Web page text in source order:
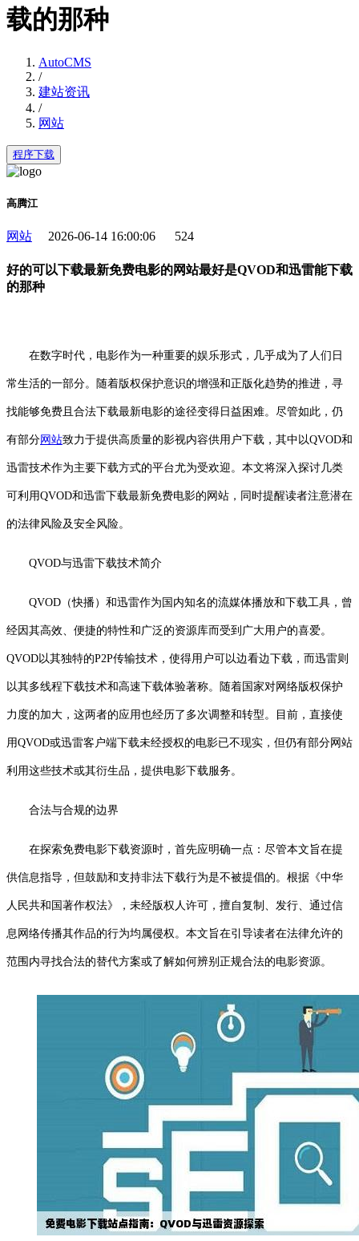
载的那种
AutoCMS
/
建站资讯
/
网站
程序下载
高腾江
网站 2026-06-14 16:00:06 524
好的可以下载最新免费电影的网站最好是QVOD和迅雷能下载
的那种
在数字时代，电影作为一种重要的娱乐形式，几乎成为了人们日
常生活的一部分。随着版权保护意识的增强和正版化趋势的推进，寻
找能够免费且合法下载最新电影的途径变得日益困难。尽管如此，仍
有部分网站致力于提供高质量的影视内容供用户下载，其中以QVOD和
迅雷技术作为主要下载方式的平台尤为受欢迎。本文将深入探讨几类
可利用QVOD和迅雷下载最新免费电影的网站，同时提醒读者注意潜在
的法律风险及安全风险。
QVOD与迅雷下载技术简介
QVOD（快播）和迅雷作为国内知名的流媒体播放和下载工具，曾
经因其高效、便捷的特性和广泛的资源库而受到广大用户的喜爱。
QVOD以其独特的P2P传输技术，使得用户可以边看边下载，而迅雷则
以其多线程下载技术和高速下载体验著称。随着国家对网络版权保护
力度的加大，这两者的应用也经历了多次调整和转型。目前，直接使
用QVOD或迅雷客户端下载未经授权的电影已不现实，但仍有部分网站
利用这些技术或其衍生品，提供电影下载服务。
合法与合规的边界
在探索免费电影下载资源时，首先应明确一点：尽管本文旨在提
供信息指导，但鼓励和支持非法下载行为是不被提倡的。根据《中华
人民共和国著作权法》，未经版权人许可，擅自复制、发行、通过信
息网络传播其作品的行为均属侵权。本文旨在引导读者在法律允许的
范围内寻找合法的替代方案或了解如何辨别正规合法的电影资源。